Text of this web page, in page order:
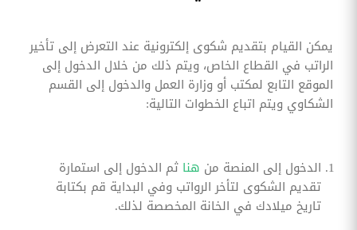
يمكن القيام بتقديم شكوى إلكترونية عند التعرض إلى تأخير
الراتب في القطاع الخاص، ويتم ذلك من خلال الدخول إلى
الموقع التابع لمكتب أو وزارة العمل والدخول إلى القسم
الشكاوي ويتم اتباع الخطوات التالية:
الدخول إلى المنصة من هنا ثم الدخول إلى استمارة
تقديم الشكوى لتأخر الرواتب وفي البداية قم بكتابة
تاريخ ميلادك في الخانة المخصصة لذلك.